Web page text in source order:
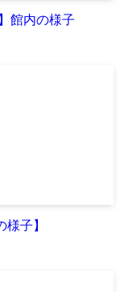
館内の様子
子】